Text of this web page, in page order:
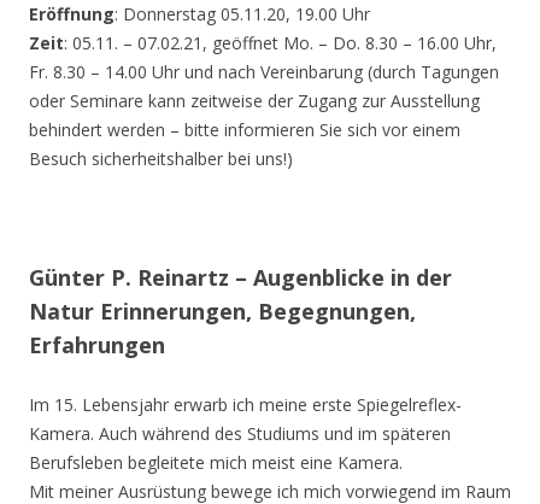
Eröffnung: Donnerstag 05.11.20, 19.00 Uhr
Zeit: 05.11. – 07.02.21, geöffnet Mo. – Do. 8.30 – 16.00 Uhr,
Fr. 8.30 – 14.00 Uhr und nach Vereinbarung (durch Tagungen
oder Seminare kann zeitweise der Zugang zur Ausstellung
behindert werden – bitte informieren Sie sich vor einem
Besuch sicherheitshalber bei uns!)
Günter P. Reinartz – Augenblicke in der
Natur Erinnerungen, Begegnungen,
Erfahrungen
Im 15. Lebensjahr erwarb ich meine erste Spiegelreflex-
Kamera. Auch während des Studiums und im späteren
Berufsleben begleitete mich meist eine Kamera.
Mit meiner Ausrüstung bewege ich mich vorwiegend im Raum